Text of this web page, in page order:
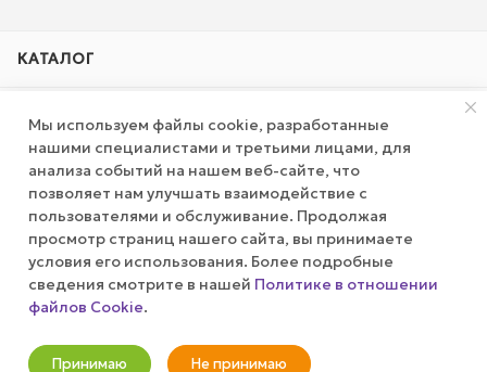
КАТАЛОГ
АКЦИИ
КОМПАНИЯ
ПУБЛИЧНАЯ ОФЕРТА
КАК СДЕЛАТЬ ЗАКАЗ?
+7 (800) 100-37-51
Мы используем файлы cookie, разработанные
нашими специалистами и третьими лицами, для
анализа событий на нашем веб-сайте, что
позволяет нам улучшать взаимодействие с
пользователями и обслуживание. Продолжая
просмотр страниц нашего сайта, вы принимаете
условия его использования. Более подробные
сведения смотрите в нашей Политике в отношении
файлов Cookie.
Принимаю Не принимаю